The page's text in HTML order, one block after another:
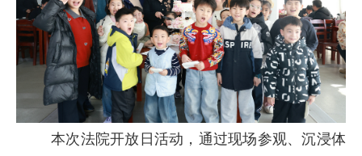
本次法院开放日活动，通过现场参观、沉浸体